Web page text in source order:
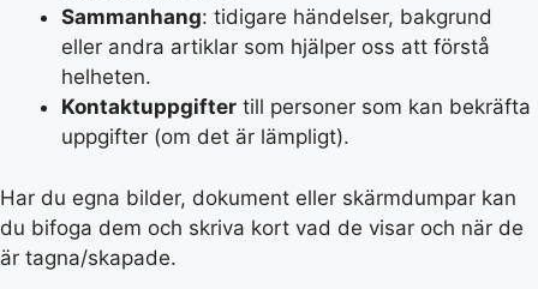
Sammanhang: tidigare händelser, bakgrund
eller andra artiklar som hjälper oss att förstå
helheten.
Kontaktuppgifter till personer som kan bekräfta
uppgifter (om det är lämpligt).
Har du egna bilder, dokument eller skärmdumpar kan
du bifoga dem och skriva kort vad de visar och när de
är tagna/skapade.